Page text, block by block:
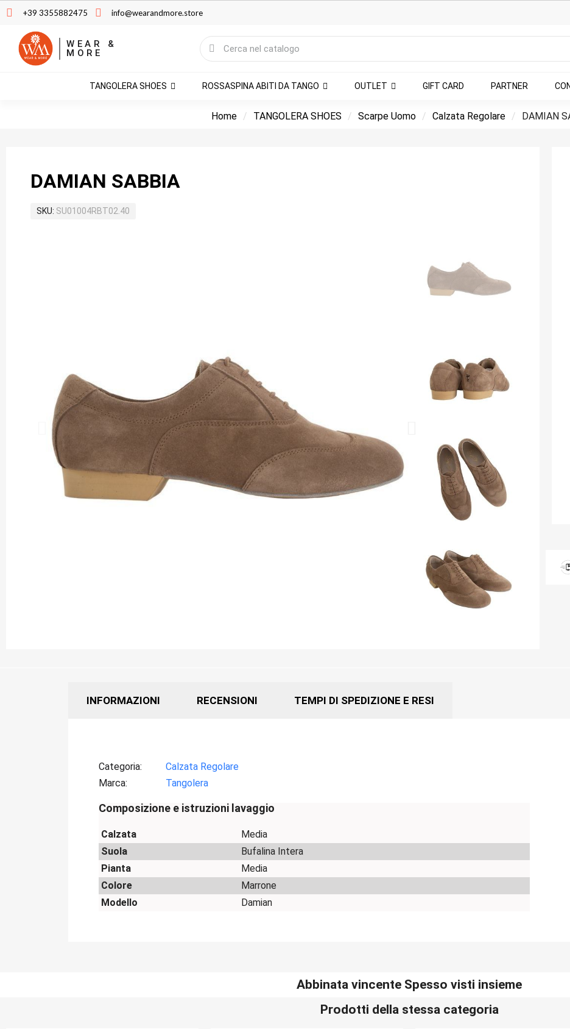
+39 3355882475 info@wearandmore.store
WEAR &
MORE
TANGOLERA SHOES ROSSASPINA ABITI DA TANGO OUTLET GIFT CARD PARTNER
Home TANGOLERA SHOES Scarpe Uomo Calzata Regolare DAMIAN
DAMIAN SABBIA
SKU SU01004RBT02.40
INFORMAZIONI RECENSIONI TEMPI DI SPEDIZIONE E RESI
Categoria
Calzata Regolare
Marca
Tangolera
Composizione e istruzioni lavaggio
Calzata
Media
Suola
Bufalina Intera
Pianta
Media
Colore
Marrone
Modello
Damian
Abbinata vincente Spesso visti insieme
Prodotti della stessa categoria